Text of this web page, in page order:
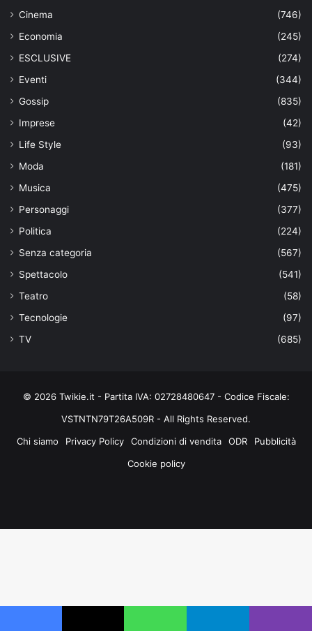
Cinema
(746)
Economia
(245)
ESCLUSIVE
(274)
Eventi
(344)
Gossip
(835)
Imprese
(42)
Life Style
(93)
Moda
(181)
Musica
(475)
Personaggi
(377)
Politica
(224)
Senza categoria
(567)
Spettacolo
(541)
Teatro
(58)
Tecnologie
(97)
TV
(685)
© 2026 Twikie.it - Partita IVA: 02728480647 - Codice Fiscale:
VSTNTN79T26A509R - All Rights Reserved.
Chi siamo
Privacy Policy Condizioni di vendita ODR
Pubblicità
Cookie policy
Tube